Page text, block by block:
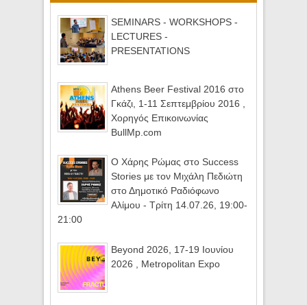
SEMINARS - WORKSHOPS -
LECTURES -
PRESENTATIONS
Athens Beer Festival 2016 στο
Γκάζι, 1-11 Σεπτεμβρίου 2016 ,
Χορηγός Επικοινωνίας
BullMp.com
Ο Χάρης Ρώμας στο Success
Stories με τον Μιχάλη Πεδιώτη
στο Δημοτικό Ραδιόφωνο
Αλίμου - Τρίτη 14.07.26, 19:00-
21:00
Beyond 2026, 17-19 Ιουνίου
2026 , Metropolitan Expo